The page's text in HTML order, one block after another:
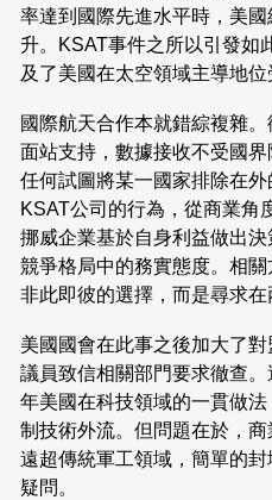
率達到國際先進水平時，美
升。KSAT事件之所以引發如
及了美國在太空領域主導地位
國際航天合作本就錯綜複雜
面站支持，數據接收不受國
任何試圖將某一國家排除在外
KSAT公司的行為，從商業角
挪威企業基於自身利益做出
競爭格局中的務實態度。相
非此即彼的選擇，而是尋求在
美國國會在此事之後加大了
議員致信相關部門要求徹查
年美國在科技領域的一貫做
制技術外流。但問題在於，
遠超傳統軍工領域，簡單的
疑問。